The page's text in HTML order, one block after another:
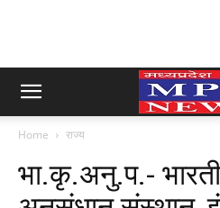
Home राज्य
भा.कृ.अनु.प.-